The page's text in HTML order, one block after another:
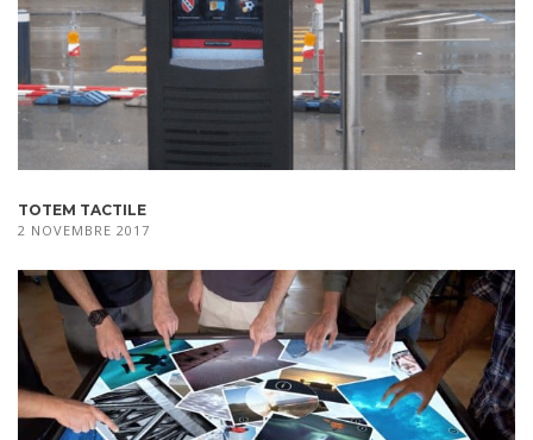
TOTEM TACTILE
2 NOVEMBRE 2017